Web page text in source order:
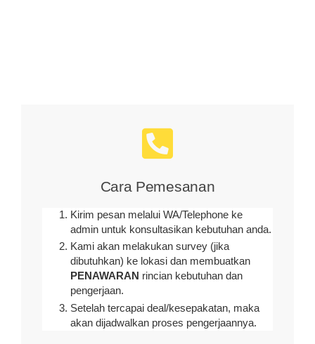
Cara Pemesanan
Kirim pesan melalui WA/Telephone ke
admin untuk konsultasikan kebutuhan anda.
Kami akan melakukan survey (jika
dibutuhkan) ke lokasi dan membuatkan
PENAWARAN rincian kebutuhan dan
pengerjaan.
Setelah tercapai deal/kesepakatan, maka
akan dijadwalkan proses pengerjaannya.